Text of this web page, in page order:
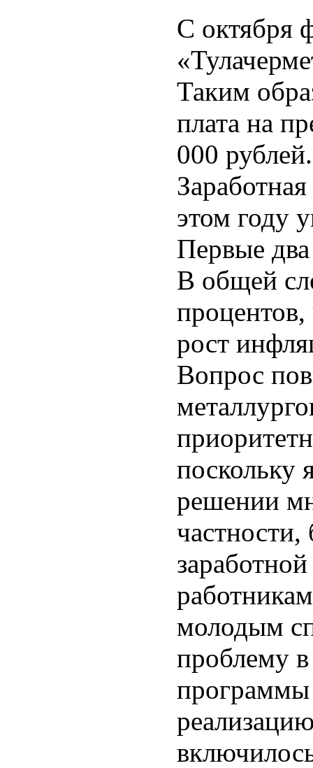
С октября
Таким
плата на
000 рублей.
этом году
Первые
В общей
процентов,
рост
Вопрос
поскольку
решении
частности,
молодым
проблему